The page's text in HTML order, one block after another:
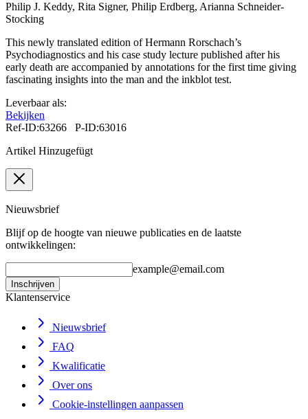
Philip J. Keddy, Rita Signer, Philip Erdberg, Arianna Schneider-
Stocking
This newly translated edition of Hermann Rorschach’s
Psychodiagnostics and his case study lecture published after his
early death are accompanied by annotations for the first time giving
fascinating insights into the man and the inkblot test.
Leverbaar als:
Bekijken
Ref-ID:63266 P-ID:63016
Artikel Hinzugefügt
Nieuwsbrief
Blijf op de hoogte van nieuwe publicaties en de laatste
ontwikkelingen:
example@email.com
Inschrijven
Klantenservice
Nieuwsbrief
FAQ
Kwalificatie
Over ons
Cookie-instellingen aanpassen